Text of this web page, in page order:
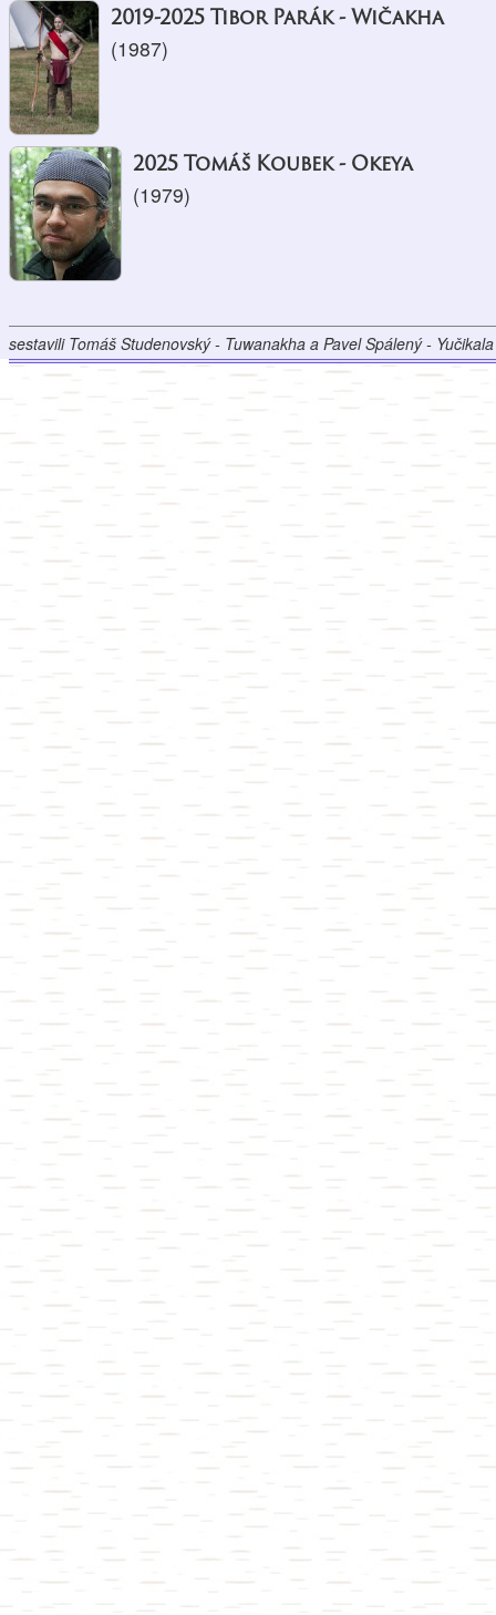
2019-2025 Tibor Parák - Wičakha
(1987)
2025 Tomáš Koubek - Okeya
(1979)
sestavili Tomáš Studenovský - Tuwanakha a Pavel Spálený - Yučikala